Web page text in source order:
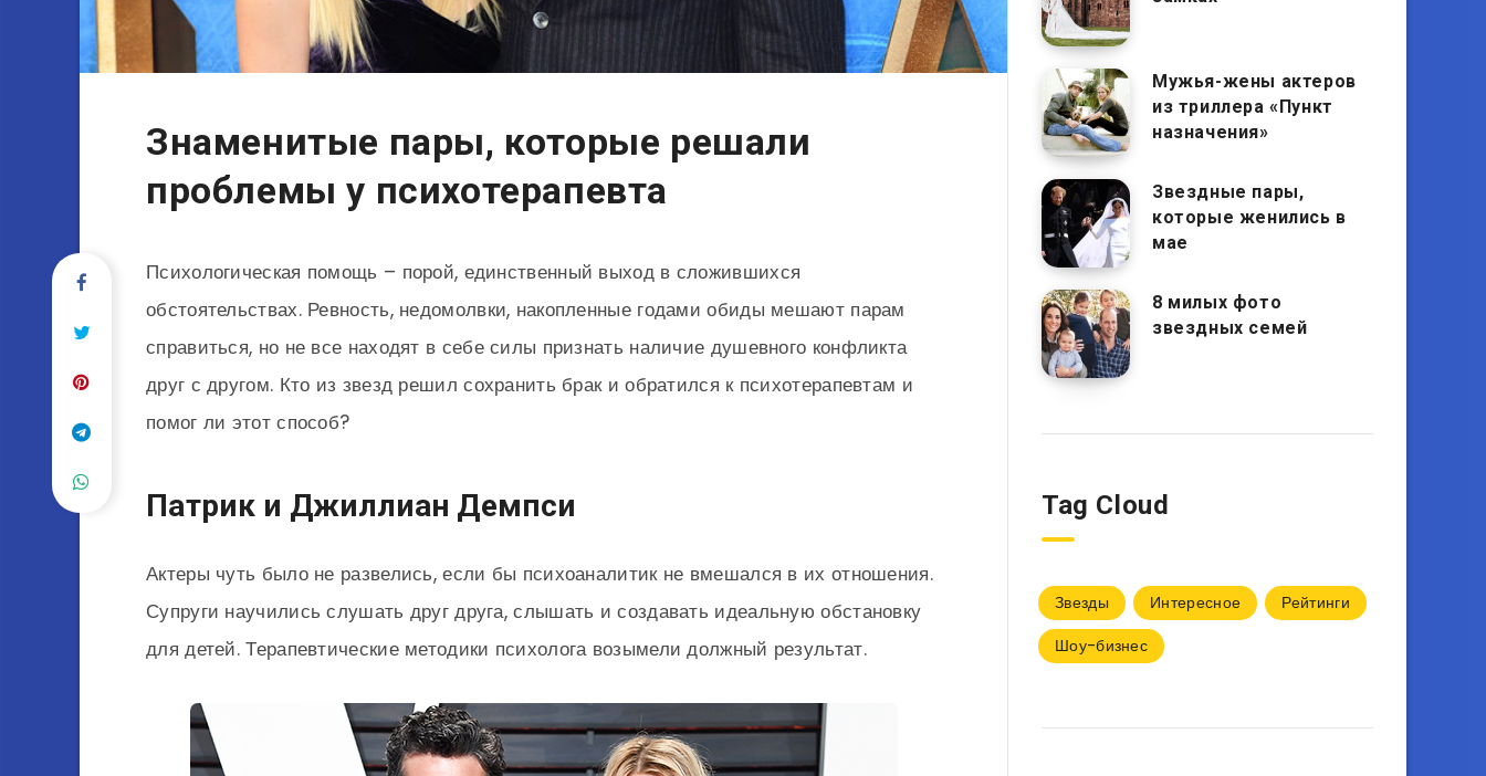
Знаменитые пары, которые решали
проблемы у психотерапевта
Психологическая помощь – порой, единственный выход в сложившихся
обстоятельствах. Ревность, недомолвки, накопленные годами обиды мешают парам
справиться, но не все находят в себе силы признать наличие душевного конфликта
друг с другом. Кто из звезд решил сохранить брак и обратился к психотерапевтам и
помог ли этот способ?
Патрик и Джиллиан Демпси
Актеры чуть было не развелись, если бы психоаналитик не вмешался в их отношения.
Супруги научились слушать друг друга, слышать и создавать идеальную обстановку
для детей. Терапевтические методики психолога возымели должный результат.
Мужья-жены актеров
из триллера «Пункт
назначения»
Звездные пары,
которые женились в
мае
8 милых фото
звездных семей
Tag Cloud
Звезды Интересное
Рейтинги
Шоу-бизнес